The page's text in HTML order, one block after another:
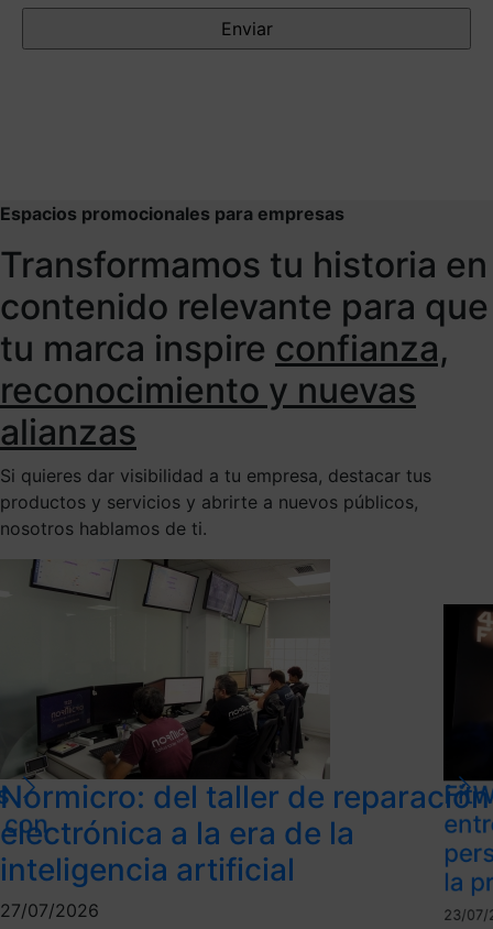
Espacios promocionales para empresas
Transformamos tu historia en
contenido relevante para que
tu marca inspire confianza,
reconocimiento y nuevas
alianzas
Si quieres dar visibilidad a tu empresa, destacar tus
productos y servicios y abrirte a nuevos públicos,
nosotros hablamos de ti.
Normicro: del taller de reparación
electrónica a la era de la
inteligencia artificial
27/07/2026
la
23/07/